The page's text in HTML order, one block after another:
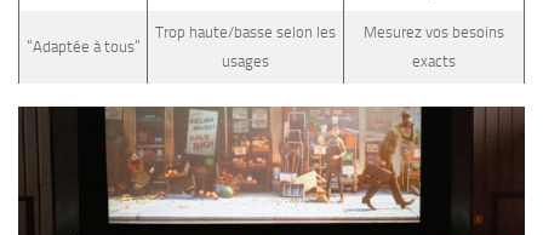
“Adaptée à tous”
Trop haute/basse selon les
usages
Mesurez vos besoins
exacts